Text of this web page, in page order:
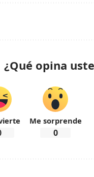
¿Qué opina
Me sorprende
0